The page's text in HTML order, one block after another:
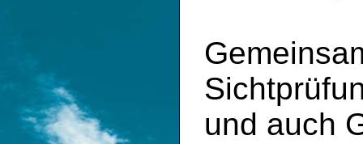
und auch